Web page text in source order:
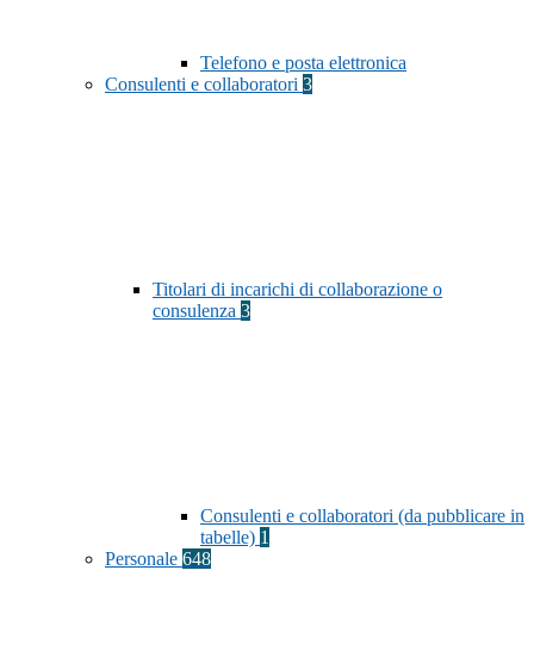
Telefono e posta elettronica
Consulenti e collaboratori 3
Titolari di incarichi di collaborazione o
consulenza 3
Consulenti e collaboratori (da pubblicare in
tabelle) 1
Personale 648